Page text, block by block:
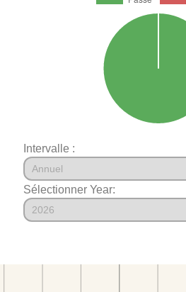
Intervalle :
Sélectionner Year: